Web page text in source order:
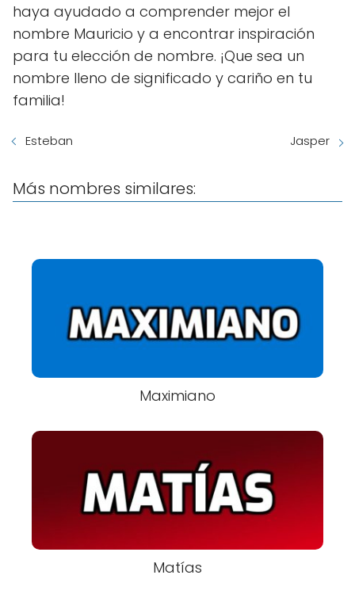
haya ayudado a comprender mejor el
nombre Mauricio y a encontrar inspiración
para tu elección de nombre. ¡Que sea un
nombre lleno de significado y cariño en tu
familia!
Esteban Jasper
Más nombres similares:
Maximiano
Matías